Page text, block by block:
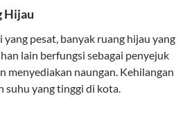
Hijau
pesat, banyak ruang hijau yang
lain berfungsi sebagai penyejuk
menyediakan naungan. Kehilangan
suhu yang tinggi di kota.